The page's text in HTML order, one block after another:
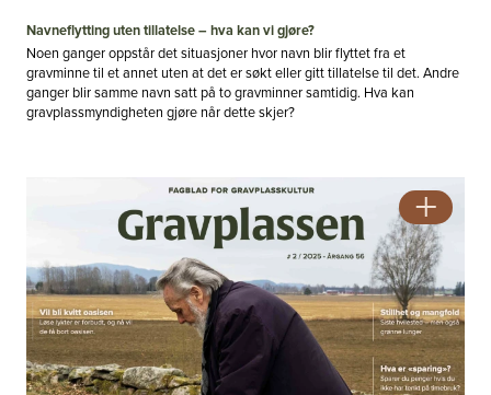
Navneflytting uten tillatelse – hva kan vi gjøre?
Noen ganger oppstår det situasjoner hvor navn blir flyttet fra et
gravminne til et annet uten at det er søkt eller gitt tillatelse til det. Andre
ganger blir samme navn satt på to gravminner samtidig. Hva kan
gravplassmyndigheten gjøre når dette skjer?